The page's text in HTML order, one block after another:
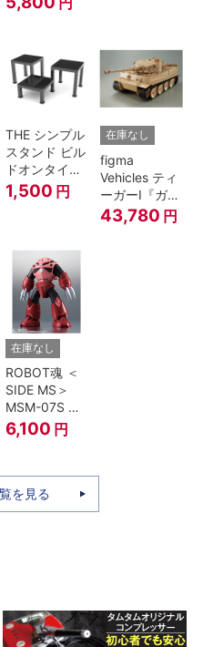
THE シンプル
スタンド ビル
ドオンタイプ
(ブラック)
1,500 円
在庫なし
figma
Vehicles ティ
ーガーI『ガー
ルズ&パンツ
ァー』
43,780 円
在庫なし
ROBOT魂 ＜
SIDE MS＞
MSM-07S シ
ャア専用ズゴ
ック ver.
6,100 円
を見る